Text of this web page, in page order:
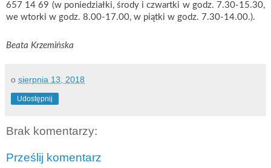
657 14 69 (w poniedziałki, środy i czwartki w godz. 7.30-15.30,
we wtorki w godz. 8.00-17.00, w piątki w godz. 7.30-14.00.).
Beata Krzemińska
o sierpnia 13, 2018
Udostępnij
Brak komentarzy:
Prześlij komentarz